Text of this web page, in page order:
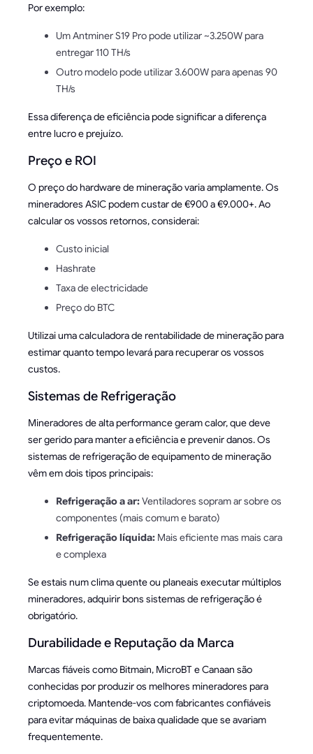
Por exemplo:
Um Antminer S19 Pro pode utilizar ~3.250W para
entregar 110 TH/s
Outro modelo pode utilizar 3.600W para apenas 90
TH/s
Essa diferença de eficiência pode significar a diferença
entre lucro e prejuízo.
Preço e ROI
O preço do hardware de mineração varia amplamente. Os
mineradores ASIC podem custar de €900 a €9.000+. Ao
calcular os vossos retornos, considerai:
Custo inicial
Hashrate
Taxa de electricidade
Preço do BTC
Utilizai uma calculadora de rentabilidade de mineração para
estimar quanto tempo levará para recuperar os vossos
custos.
Sistemas de Refrigeração
Mineradores de alta performance geram calor, que deve
ser gerido para manter a eficiência e prevenir danos. Os
sistemas de refrigeração de equipamento de mineração
vêm em dois tipos principais:
Refrigeração a ar:Ventiladores sopram ar sobre os
componentes (mais comum e barato)
Refrigeração líquida: Mais eficiente mas mais cara
e complexa
Se estais num clima quente ou planeais executar múltiplos
mineradores, adquirir bons sistemas de refrigeração é
obrigatório.
Durabilidade e Reputação da Marca
Marcas fiáveis como Bitmain, MicroBT e Canaan são
conhecidas por produzir os melhores mineradores para
criptomoeda. Mantende-vos com fabricantes confiáveis
para evitar máquinas de baixa qualidade que se avariam
frequentemente.